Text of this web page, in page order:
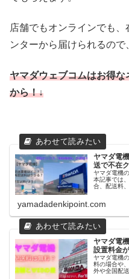
店舗でもオンラインでも
ンターから届けられるので
ヤマダウェブコムはお得
から！↓
ヤマダ電
送で不在
ヤマダ電機
本記事では
合、配送料
の日の外出
yamadadenkipoint.com
ヤマダ電
設置料金
ヤマダ電機
料の場合や
外や全国配